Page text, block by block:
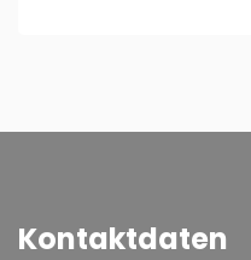
Kontaktdaten